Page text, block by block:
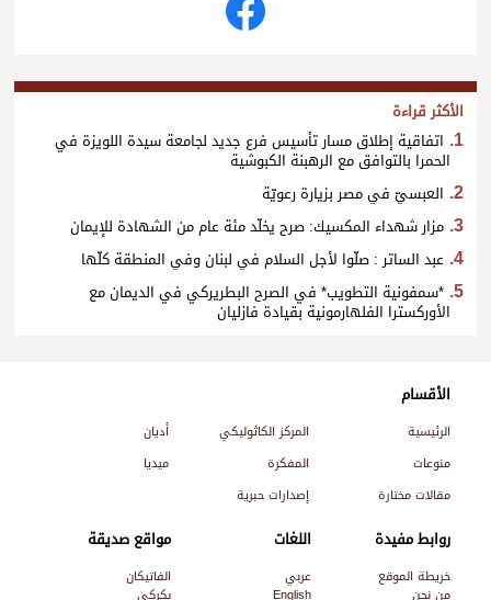
الأكثر قراءة
اتفاقية إطلاق مسار تأسيس فرع جديد لجامعة سيدة اللويزة في
الحمرا بالتوافق مع الرهبنة الكبوشية
العبسيّ في مصر بزيارة رعويّة
مزار شهداء المكسيك: صرح يخلّد مئة عام من الشهادة للإيمان
عبد الساتر : صلّوا لأجل السلام في لبنان وفي المنطقة كلّها
*سمفونية التطويب* في الصرح البطريركي في الديمان مع
الأوركسترا الفلهارمونية بقيادة فازليان
الأقسام
الرئيسية المركز الكاثوليكي
أديان
منوعات
المفكرة
ميديا
مقالات مختارة
إصدارات حبرية
روابط مفيدة
خريطة الموقع
من نحن
اللغات
عربي
English
مواقع صديقة
الفاتيكان
بكركي